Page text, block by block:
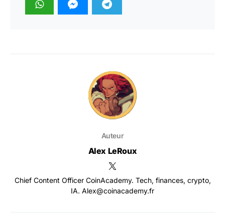
Auteur
Alex LeRoux
Chief Content Officer CoinAcademy. Tech, finances, crypto,
IA. Alex@coinacademy.fr